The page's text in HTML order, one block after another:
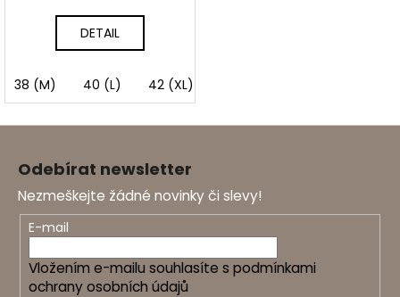
DETAIL
38 (M) 40 (L) 42 (XL)
Z
Odebírat newsletter
Nezmeškejte žádné novinky či slevy!
E-mail
Vložením e-mailu souhlasíte s podmínkami
ochrany osobních údajů